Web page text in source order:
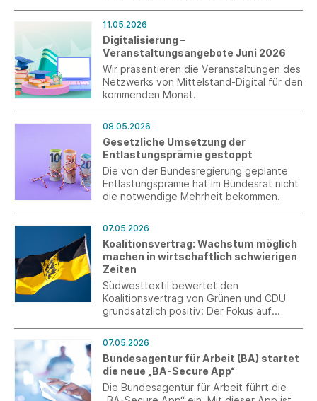
Stromverbrauchs. Die Entlastungsanträge
können erstmals Anfang 2027
rückwirkend für das Gesamtjahr 2026
gestellt werden.
11.05.2026
Digitalisierung –
Veranstaltungsangebote Juni 2026
Wir präsentieren die Veranstaltungen des
Netzwerks von Mittelstand-Digital für den
kommenden Monat.
08.05.2026
Gesetzliche Umsetzung der
Entlastungsprämie gestoppt
Die von der Bundesregierung geplante
Entlastungsprämie hat im Bundesrat nicht
die notwendige Mehrheit bekommen.
07.05.2026
Koalitionsvertrag: Wachstum möglich
machen in wirtschaftlich schwierigen
Zeiten
Südwesttextil bewertet den
Koalitionsvertrag von Grünen und CDU
grundsätzlich positiv: Der Fokus auf
Signale für die Industrie. Gleichzeitig
mahnt der Verband schnelle Umsetzung
und konkrete Maßnahmen angesichts der
anhaltend schwierigen Lage der Branche
07.05.2026
Bundesagentur für Arbeit (BA) startet
die neue „BA-Secure App“
Die Bundesagentur für Arbeit führt die